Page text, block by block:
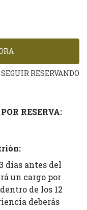
RESERVANDO
RESERVA:
días antes del
un cargo por
de los 12
deberás